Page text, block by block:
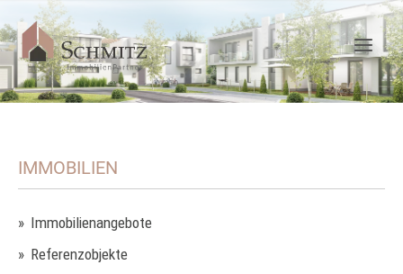
IMMOBILIEN
Immobilienangebote
Referenzobjekte